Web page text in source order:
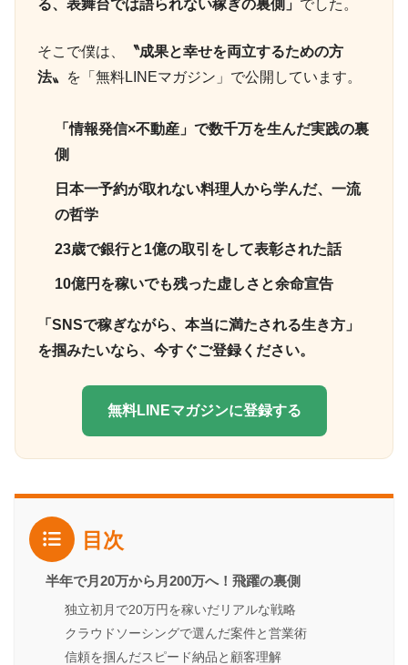
る、表舞台では語られない稼ぎの裏側」 でした。
そこで僕は、
〝成果と幸せを両立するための方
法〟
を「無料LINEマガジン」で公開しています。
「情報発信×不動産」で数千万を生んだ実践の裏
側
日本一予約が取れない料理人から学んだ、一流
の哲学
23歳で銀行と1億の取引をして表彰された話
10億円を稼いでも残った虚しさと余命宣告
「SNSで稼ぎながら、本当に満たされる生き方」
を掴みたいなら、今すぐご登録ください。
無料LINEマガジンに登録する
目次
半年で月20万から月200万へ！飛躍の裏側
独立初月で20万円を稼いだリアルな戦略
クラウドソーシングで選んだ案件と営業術
信頼を掴んだスピード納品と顧客理解